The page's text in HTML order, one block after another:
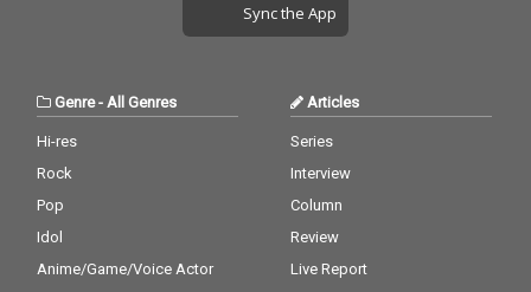
Sync the App
Genre- All Genres
Hi-res
Rock
Pop
Idol
Anime/Game/Voice Actor
Articles
Series
Interview
Column
Review
Live Report